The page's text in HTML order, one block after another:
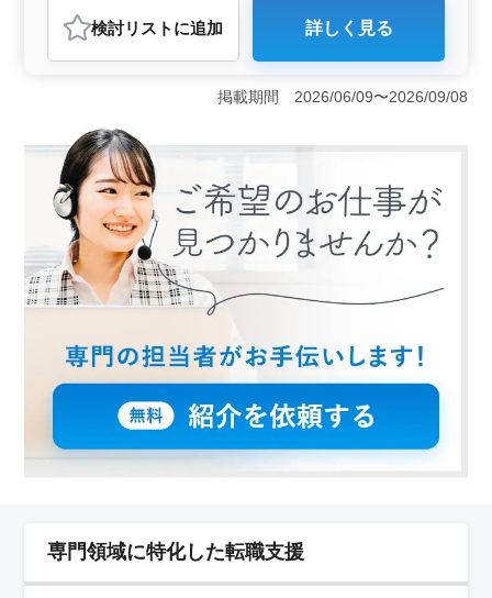
社労士事務所
おすすめポイント
＜駅近での働きやすさをアピール＞ 兵庫県赤穂市加里
屋中洲に位置する社労士事務所で、社労士業務ができる
方を募集しています。播州赤穂駅から近く、駅からの通
勤がスムーズです。仕事とプライベートの両立がしやす
い環境で、充実した毎日を送りませんか。 ＜多彩な
業務内容＞ 社会保険手続きや給与計算、労務トラブル
対応など、幅広い業務を担当します。また、人材育成相
談や助成金業務など、多岐にわたる業務に携わることが
できます。経験を活かしてさらにスキルアップを目指し
ませんか。 ＜シニア層の活躍支援＞ 50代、60代の
方の採用実績があり、ベテラン層の活躍が期待されてい
ます。経験豊富な方々のご応募をお待ちしています。安
定した職場環境で、長く活躍していただける環境が整っ
検討リスト に追加 詳しく見る
掲載期間 2026/06/09〜2026/09/08
専門領域に特化した転職支援